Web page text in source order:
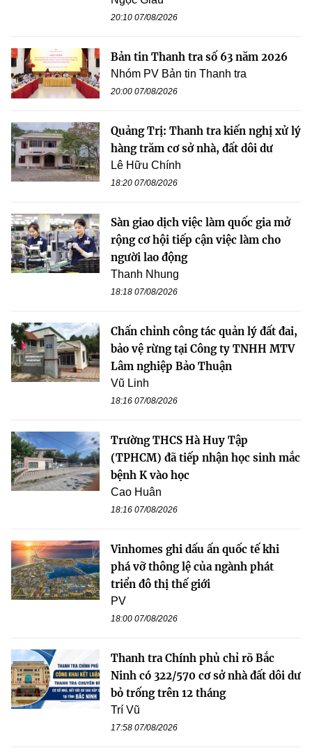
20:10 07/08/2026
Bản tin Thanh tra số 63 năm 2026
Nhóm PV Bản tin Thanh tra
20:00 07/08/2026
Quảng Trị: Thanh tra kiến nghị xử lý
hàng trăm cơ sở nhà, đất dôi dư
Lê Hữu Chính
18:20 07/08/2026
Sàn giao dịch việc làm quốc gia mở
rộng cơ hội tiếp cận việc làm cho
người lao động
Thanh Nhung
18:18 07/08/2026
Chấn chỉnh công tác quản lý đất đai,
bảo vệ rừng tại Công ty TNHH MTV
Lâm nghiệp Bảo Thuận
Vũ Linh
18:16 07/08/2026
Trường THCS Hà Huy Tập
(TPHCM) đã tiếp nhận học sinh mắc
bệnh K vào học
Cao Huân
18:16 07/08/2026
Vinhomes ghi dấu ấn quốc tế khi
phá vỡ thông lệ của ngành phát
triển đô thị thế giới
PV
18:00 07/08/2026
Thanh tra Chính phủ chỉ rõ Bắc
Ninh có 322/570 cơ sở nhà đất dôi dư
bỏ trống trên 12 tháng
Trí Vũ
17:58 07/08/2026